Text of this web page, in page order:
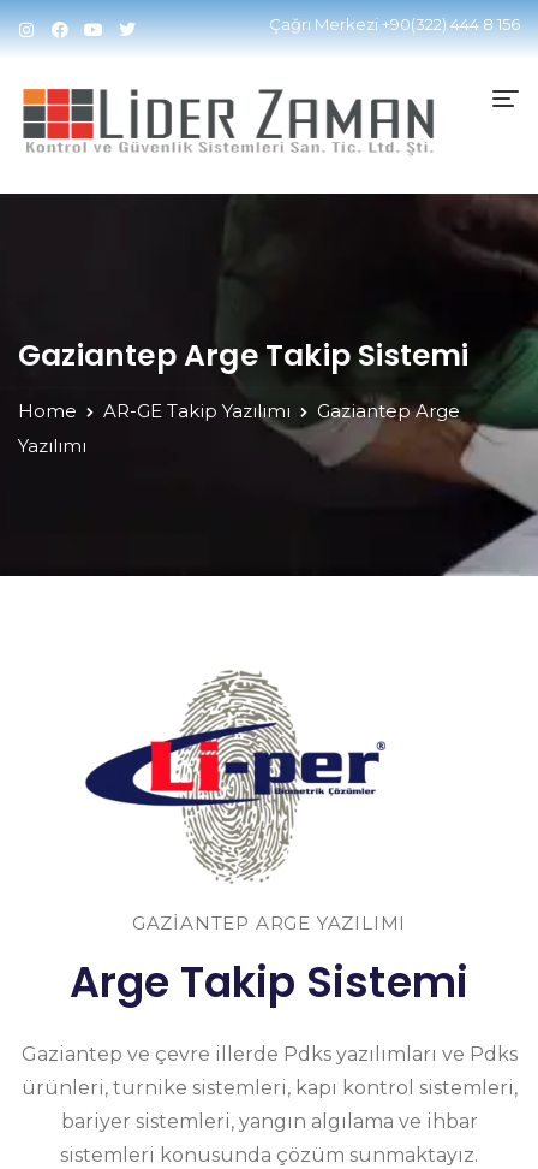
Çağrı Merkezi+90(322) 444 8 156
Gaziantep Arge Takip Sistemi
Home AR-GE Takip Yazılımı
Gaziantep Arge
Yazılımı
GAZIANTEP ARGE YAZILIMI
Arge Takip Sistemi
Gaziantep ve çevre illerde Pdks yazılımları ve Pdks
ürünleri, turnike sistemleri, kapı kontrol sistemleri,
bariyer sistemleri, yangın algılama ve ihbar
sistemleri konusunda çözüm sunmaktayız.